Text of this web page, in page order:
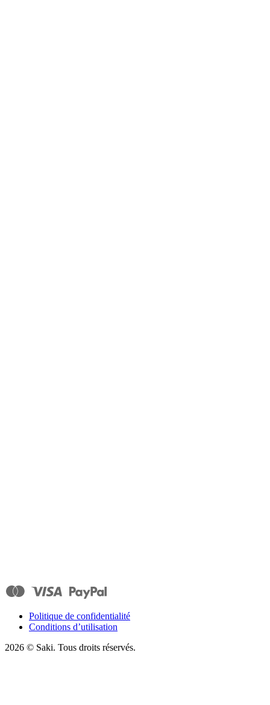
Politique de confidentialité
Conditions d’utilisation
2026 © Saki. Tous droits réservés.